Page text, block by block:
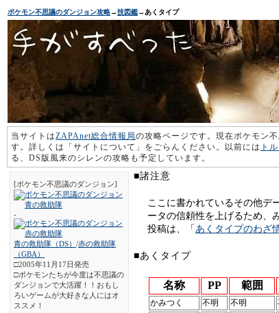
ポケモン不思議のダンジョン攻略→技図鑑→あくタイプ
当サイトはZAPAnet総合情報局の攻略ページです。現在ポケモン
す。詳しくは「サイトについて」をごらんください。以前には ト
る、DS版風来のシレンの攻略も予定しています。
[ポケモン不思議のダンジョン]
-
青の救助隊（DS） /赤の救助隊
（GBA）
□2005年11月17日発売
□ポケモンたちが今度は不思議の
ダンジョンで大活躍！！おもし
ろいゲームが大好きな人にはオ
ススメ！
■諸注意
ここに書かれているその他デ
ータの信頼性を上げるため、
投稿は、「 あくタイプのわざ
■あくタイプ
名称 PP 範囲
かみつく 不明 不明